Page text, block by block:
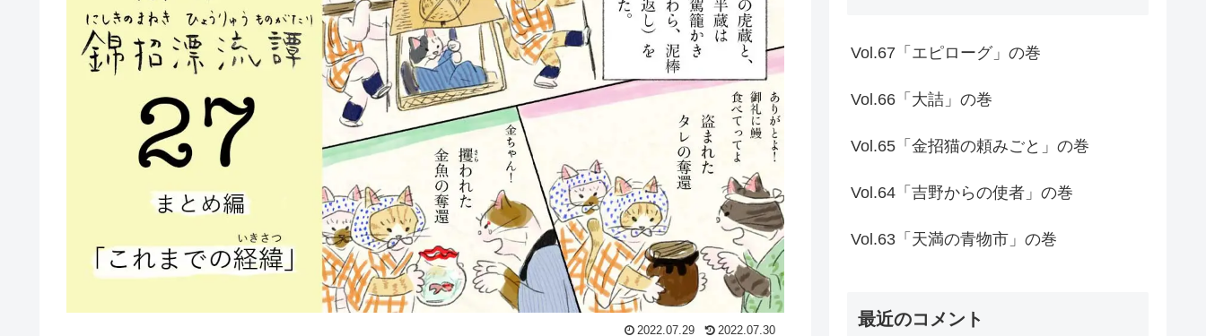
2022.07.29 2022.07.30
Vol.67「エピローグ」の巻
Vol.66「大詰」の巻
Vol.65「金招猫の頼みごと」の巻
Vol.64「吉野からの使者」の巻
Vol.63「天満の青物市」の巻
最近のコメント